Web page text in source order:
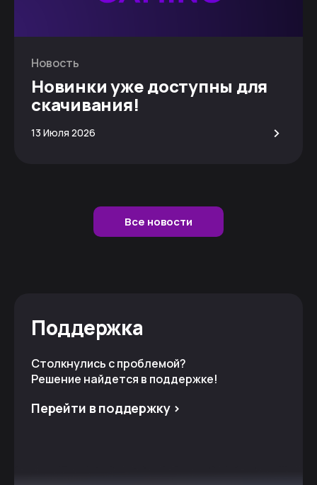
Новость
Новинки уже доступны для
скачивания!
13 Июля 2026 >
Все новости
Поддержка
Столкнулись с проблемой?
Решение найдется в поддержке!
Перейти в поддержку >